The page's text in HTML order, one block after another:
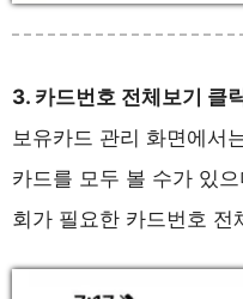
3. 카드번호 전체보기 클
보유카드 관리 화면에서
카드를 모두 볼 수가 있
회가 필요한 카드번호 전